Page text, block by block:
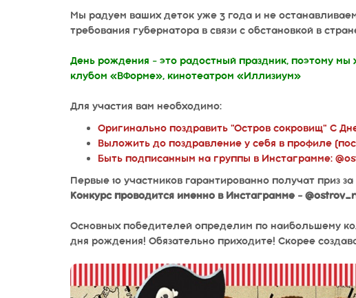
Мы радуем ваших деток уже 3 года и не
требования губернатора в связи с обстановкой в
День рождения - это радостный праздник, поэтому
клубом «ВФорме», кинотеатром «Иллизиум»
Для участия вам необходимо:
Оригинально поздравить "Остров сокровищ" С
Выложить до поздравление у себя в профиле
Быть подписанным на группы в Инстаграмме:
Первые 10 участников гарантированно получат приз
Конкурс проводится именно в Инстаграмме -
Основных победителей определим по наибольшему
дня рождения! Обязательно приходите! Скорее